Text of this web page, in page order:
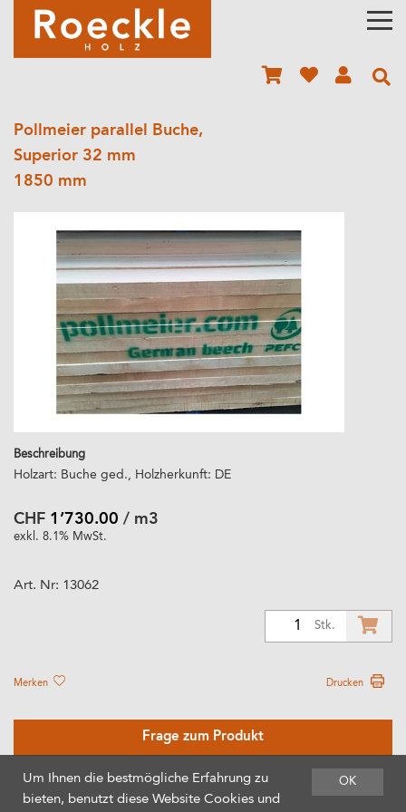
Pollmeier parallel Buche,
Superior 32 mm
1850 mm
Beschreibung
Holzart: Buche ged., Holzherkunft: DE
CHF 1’730.00 / m3
exkl. 8.1% MwSt.
Art. Nr: 13062
Stk.
Merken Drucken
Frage zum Produkt
OK
Um Ihnen die bestmögliche Erfahrung zu
bieten, benutzt diese Website Cookies und